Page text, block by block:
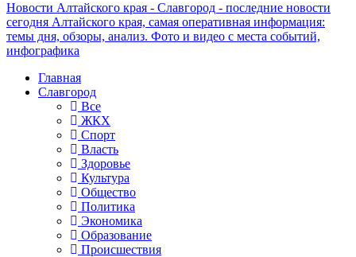
Новости Алтайского края - Славгород - последние новости
сегодня Алтайского края, самая оперативная информация:
темы дня, обзоры, анализ. Фото и видео с места событий,
инфографика
Главная
Славгород
Все
ЖКХ
Спорт
Власть
Здоровье
Культура
Общество
Политика
Экономика
Образование
Происшествия